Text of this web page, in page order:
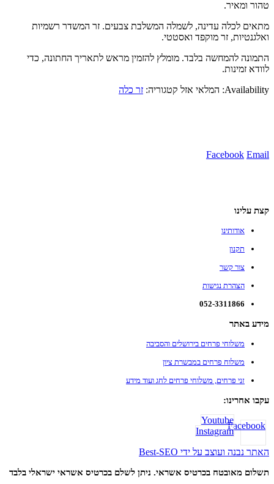
טהור ומאיר.
מתאים לכלה עדינה, לשמלה המשלבת צבעים. זר המשדר רשמיות
ואלגנטיות, זר מוקפד ואסטטי.
התמונה להמחשה בלבד. מומלץ להזמין מראש לתאריך החתונה, כדי
לוודא זמינות.
Availability: המלאי אזל קטגוריה: זר כלה
Gmail
Facebook Email
קצת עלינו
אודותינו
תקנון
צור קשר
הצהרת נגישות
052-3311866
מידע באתר
משלוחי פרחים בירושלים והסביבה
משלוח פרחים במבשרת ציון
זני פרחים, משלוחי פרחים לחג ועוד מידע
עקבו אחרינו:
Facebook
Youtube
Instagram
האתר נבנה ועוצב על ידי Best-SEO
תשלום מאובטח בכרטיס אשראי. ניתן לשלם בכרטיס אשראי ישראלי בלבד